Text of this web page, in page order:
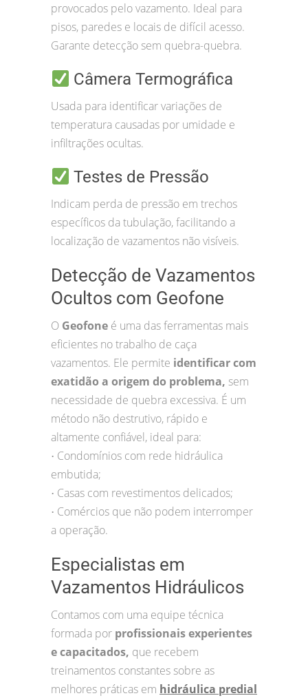
provocados pelo vazamento. Ideal para
pisos, paredes e locais de difícil acesso.
Garante detecção sem quebra-quebra.
Câmera Termográfica
Usada para identificar variações de
temperatura causadas por umidade e
infiltrações ocultas.
Testes de Pressão
Indicam perda de pressão em trechos
específicos da tubulação, facilitando a
localização de vazamentos não visíveis.
Detecção de Vazamentos
Ocultos com Geofone
O Geofone é uma das ferramentas mais
eficientes no trabalho de caça
vazamentos. Ele permite identificar com
exatidão a origem do problema, sem
necessidade de quebra excessiva. É um
método não destrutivo, rápido e
altamente confiável, ideal para:
• Condomínios com rede hidráulica
embutida;
• Casas com revestimentos delicados;
• Comércios que não podem interromper
a operação.
Especialistas em
Vazamentos Hidráulicos
Contamos com uma equipe técnica
formada por profissionais experientes
e capacitados, que recebem
treinamentos constantes sobre as
melhores práticas em hidráulica predial